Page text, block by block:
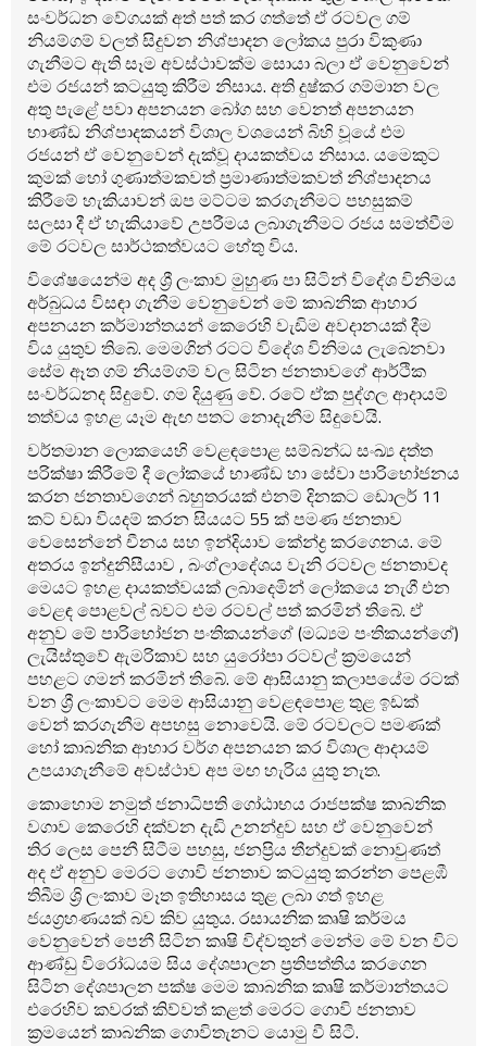
සංවර්ධන වේගයක් අත් පත් කර ගත්තේ ඒ රටවල ගම්
නියම්ගම් වලත් සිදුවන නිශ්පාදන ලෝකය පුරා විකුණා
ගැනීමට ඇති සෑම අවස්ථාවක්ම සොයා බලා ඒ වෙනුවෙන්
එම රජයන් කටයුතු කිරීම නිසාය. අති දුෂ්කර ගම්මාන වල
අතු පැළේ පවා අපනයන බෝග සහ වෙනත් අපනයන
භාණ්ඩ නිශ්පාදකයන් විශාල වශයෙන් බිහි වූයේ එම
රජයන් ඒ වෙනුවෙන් දැක්වූ දායකත්වය නිසාය. යමෙකුට
කුමක් හෝ ගුණාත්මකවත් ප්‍රමාණාත්මකවත් නිශ්පාදනය
කිරීමේ හැකියාවන් ඔප මට්ටම කරගැනීමට පහසුකම්
සලසා දී ඒ හැකියාවේ උපරීමය ලබාගැනීමට රජය සමත්වීම
මේ රටවල සාර්ථකත්වයට හේතු විය.
විශේෂයෙන්ම අද ශ්‍රී ලංකාව මුහුණ පා සිටින් විදේශ විනිමය
අර්බුධය විසඳා ගැනීම වෙනුවෙන් මේ කාබනික ආහාර
අපනයන කර්මාන්තයන් කෙරෙහි වැඩිම අවදානයක් දීම
විය යුතුව තිබේ. මෙමගින් රටට විදේශ විනිමය ලැබෙනවා
සේම ඈත ගම් නියම්ගම් වල සිටින ජනතාවගේ ආර්ථික
සංවර්ධනද සිදුවේ. ගම දියුණු වේ. රටේ ඒක පුද්ගල ආදායම්
තත්වය ඉහළ යෑම ඇඟ පතට නොදැනීම සිදුවෙයි.
වර්තමාන ලොකයෙහි වෙළඳපොළ සම්බන්ධ සංඛ්‍ය දත්ත
පරික්ෂා කිරීමේ දී ලෝකයේ භාණ්ඩ හා සේවා පාරිභෝජනය
කරන ජනතාවගෙන් බහුතරයක් එනම් දිනකට ඩොලර් 11
කට් වඩා වියදම් කරන සියයට 55 ක් පමණ ජනතාව
වෙසෙන්නේ චීනය සහ ඉන්දියාව කේන්ද්‍ර කරගෙනය. මේ
අතරය ඉන්දුනිසීයාව , බංග්ලාදේශය වැනි රටවල ජනතාවද
මෙයට ඉහළ දායකත්වයක් ලබාදෙමින් ලෝකයෙ නැගී එන
වෙළඳ පොළවල් බවට එම රටවල් පත් කරමින් තිබේ. ඒ
අනුව මේ පාරිභෝජන පංතිකයන්ගේ (මධ්‍යම පංතිකයන්ගේ)
ලැයිස්තුවේ ඇමරිකාව සහ යුරෝපා රටවල් ක්‍රමයෙන්
පහළට ගමන් කරමින් තිබේ. මේ ආසියානු කලාපයේම රටක්
වන ශ්‍රී ලංකාවට මෙම ආසියානු වෙළඳපොළ තුළ ඉඩක්
වෙන් කරගැනීම අපහසු නොවෙයි. මේ රටවලට පමණක්
හෝ කාබනික ආහාර වර්ග අපනයන කර විශාල ආදායම්
උපයාගැනීමේ අවස්ථාව අප මඟ හැරිය යුතු නැත.
කොහොම නමුත් ජනාධිපති ගෝඨාභය රාජපක්ෂ කාබනික
වගාව කෙරෙහි දක්වන දැඩි උනන්දුව සහ ඒ වෙනුවෙන්
තිර ලෙස පෙනී සිටීම පහසු, ජනප්‍රිය තීන්දුවක් නොවුණත්
අද ඒ අනුව මෙරට ගොවි ජනතාව කටයුතු කරන්න පෙළඹී
තිබීම ශ්‍රි ලංකාව මෑත ඉතිහාසය තුළ ලබා ගත් ඉහළ
ජයග්‍රහණයක් බව කිව යුතුය. රසායනික කෘෂි කර්මය
වෙනුවෙන් පෙනී සිටින කෘෂි විද්වතුන් මෙන්ම මේ වන විට
ආණ්ඩු විරෝධයම සිය දේශපාලන ප්‍රතිපත්තිය කරගෙන
සිටින දේශපාලන පක්ෂ මෙම කාබනික කෘෂි කර්මාන්තයට
එරෙහිව කවරක් කිව්වත් කළත් මෙරට ගොවි ජනතාව
ක්‍රමයෙන් කාබනික ගොවිතැනට යොමු වී සිටී.